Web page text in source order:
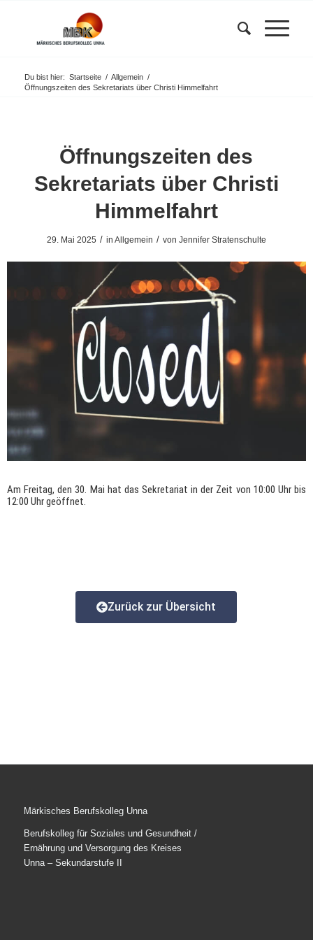
Du bist hier: Startseite / Allgemein /
Öffnungszeiten des Sekretariats über Christi Himmelfahrt
Öffnungszeiten des
Sekretariats über Christi
Himmelfahrt
29. Mai 2025 / in Allgemein / von Jennifer Stratenschulte
Am Freitag, den 30. Mai hat das Sekretariat in der Zeit von 10:00 Uhr bis
12:00 Uhr geöffnet.
Zurück zur Übersicht
Märkisches Berufskolleg Unna
Berufskolleg für Soziales und Gesundheit /
Ernährung und Versorgung des Kreises
Unna – Sekundarstufe II